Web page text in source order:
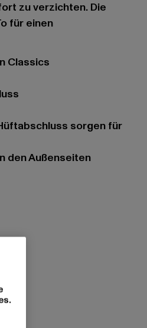
zu verzichten. Die
für einen
Classics
den Außenseiten